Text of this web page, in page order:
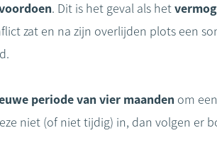
. Dit is het geval als het
zat en na zijn overlijden plots een
periode van vier maanden om
niet (of niet tijdig) in, dan volgen er